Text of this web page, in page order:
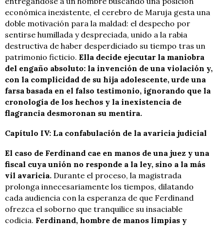
económica inexistente, el cerebro de Maruja gesta una
doble motivación para la maldad: el despecho por
sentirse humillada y despreciada, unido a la rabia
destructiva de haber desperdiciado su tiempo tras un
patrimonio ficticio. Ella decide ejecutar la maniobra
del engaño absoluto: la invención de una violación y,
con la complicidad de su hija adolescente, urde una
farsa basada en el falso testimonio, ignorando que la
cronología de los hechos y la inexistencia de
flagrancia desmoronan su mentira.
Capítulo IV: La confabulación de la avaricia judicial
El caso de Ferdinand cae en manos de una juez y una
fiscal cuya unión no responde a la ley, sino a la más
vil avaricia. Durante el proceso, la magistrada
prolonga innecesariamente los tiempos, dilatando
cada audiencia con la esperanza de que Ferdinand
ofrezca el soborno que tranquilice su insaciable
codicia. Ferdinand, hombre de manos limpias y